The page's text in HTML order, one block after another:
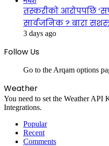
तस्करीको आरोपपछि
सार्वजनिक ? बारा
3 days ago
Follow Us
Go to the Arqam options
Weather
You need to set the Weather API
Integrations.
Popular
Recent
Comments